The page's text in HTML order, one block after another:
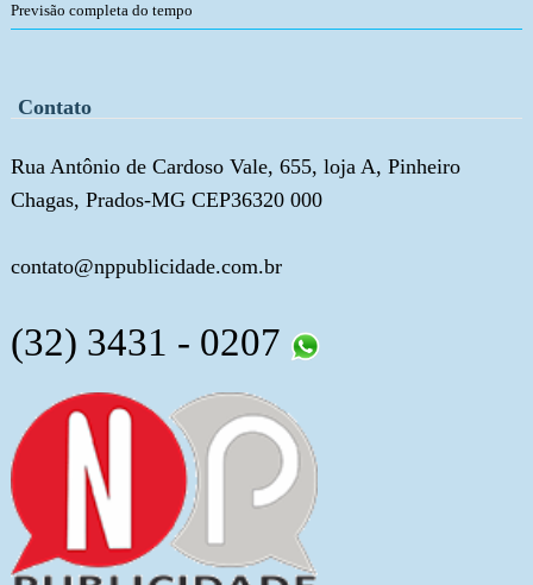
Previsão completa do tempo
Contato
Rua Antônio de Cardoso Vale, 655, loja A, Pinheiro
Chagas, Prados-MG CEP36320 000
contato@nppublicidade.com.br
(32) 3431 - 0207